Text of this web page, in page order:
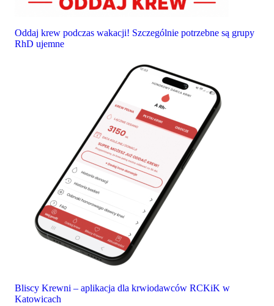
Oddaj krew podczas wakacji! Szczególnie potrzebne są grupy
RhD ujemne
Bliscy Krewni – aplikacja dla krwiodawców RCKiK w
Katowicach